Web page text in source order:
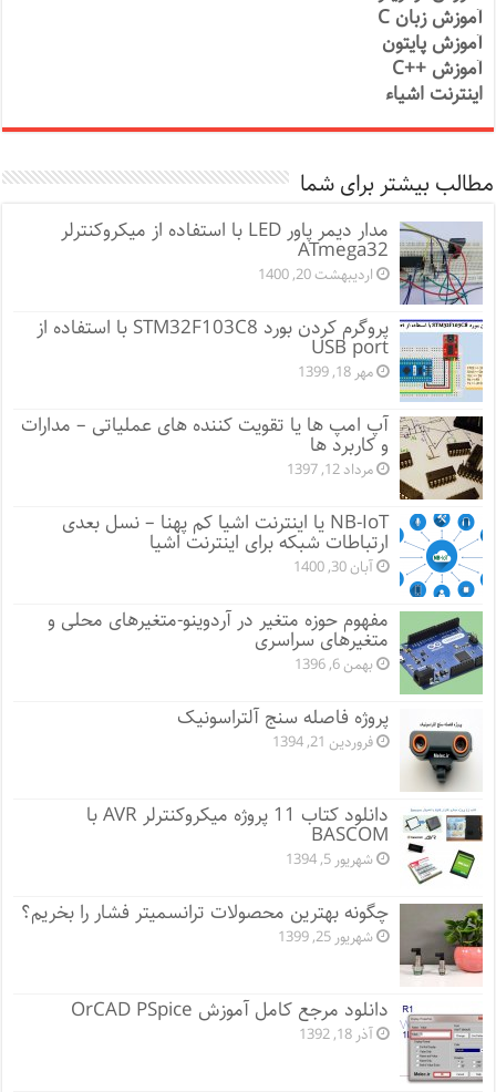
آموزش زبان C
آموزش پایتون
آموزش ++C
اینترنت اشیاء
مطالب بیشتر برای شما
مدار دیمر پاور LED با استفاده از میکروکنترلر
ATmega32
اردیبهشت 20, 1400
پروگرم کردن بورد STM32F103C8 با استفاده از
USB port
مهر 18, 1399
آپ امپ ها یا تقویت کننده های عملیاتی – مدارات
و کاربرد ها
مرداد 12, 1397
NB-IoT یا اینترنت اشیا کم پهنا – نسل بعدی
ارتباطات شبکه برای اینترنت اشیا
آبان 30, 1400
مفهوم حوزه متغیر در آردوینو-متغیرهای محلی و
متغیرهای سراسری
بهمن 6, 1396
پروژه فاصله سنج آلتراسونیک
فروردین 21, 1394
دانلود کتاب 11 پروژه میکروکنترلر AVR با
BASCOM
شهریور 5, 1394
چگونه بهترین محصولات ترانسمیتر فشار را بخریم؟
شهریور 25, 1399
دانلود مرجع کامل آموزش OrCAD PSpice
آذر 18, 1392